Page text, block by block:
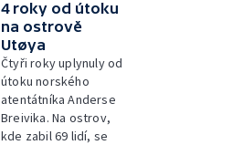
4 roky od útoku
na ostrově
Utøya
Čtyři roky uplynuly od
útoku norského
atentátníka Anderse
Breivika. Na ostrov,
kde zabil 69 lidí, se